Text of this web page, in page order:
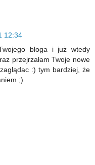
12:34
bloga i już wtedy
przejrzałam Twoje nowe
:) tym bardziej, że
;)